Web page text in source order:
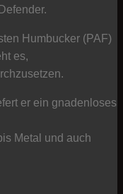
Humbucker (PAF)
es,
er ein gnadenloses
Metal und auch